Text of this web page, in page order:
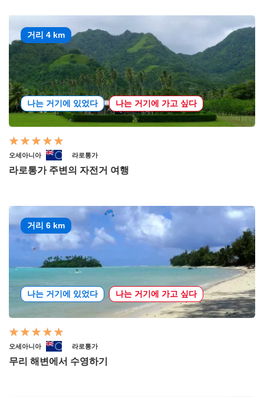
거리 4 km
나는 거기에 있었다 나는 거기에 가고 싶다
오세아니아 라로통가
라로통가 주변의 자전거 여행
거리 6 km
나는 거기에 있었다 나는 거기에 가고 싶다
오세아니아 라로통가
무리 해변에서 수영하기